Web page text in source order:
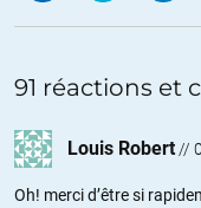
91 réactions et
Louis Robert//
Oh! merci d’être si